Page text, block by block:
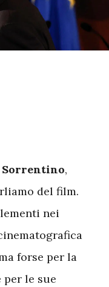
Sorrentino,
del film.
nei
forse per la
le sue